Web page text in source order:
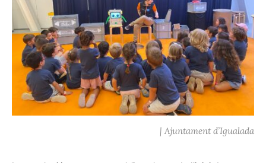
| Ajuntament d’Igualada